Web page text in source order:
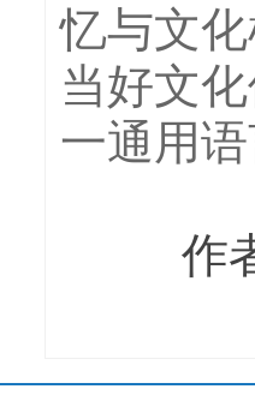
忆与文
当好文
一通用
作